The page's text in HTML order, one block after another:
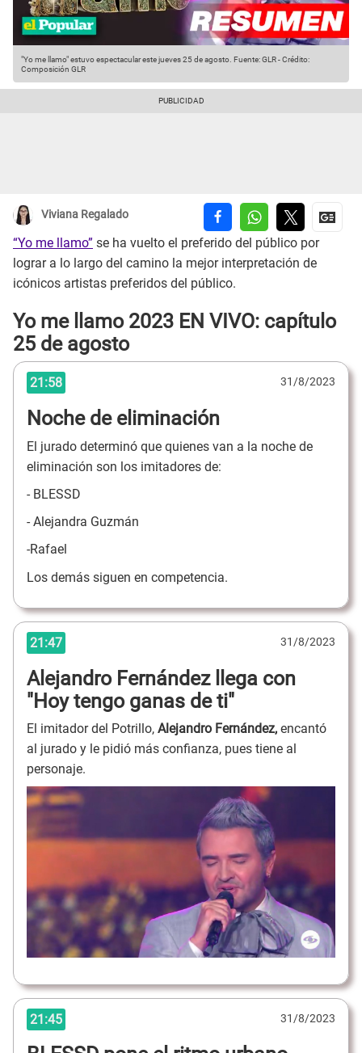
"Yo me llamo" estuvo espectacular este jueves 25 de agosto. Fuente: GLR-Crédito:
Composición GLR
Viviana Regalado
“Yo me llamo” se ha vuelto el preferido del público por
lograr a lo largo del camino la mejor interpretación de
icónicos artistas preferidos del público.
Yo me llamo 2023 EN VIVO: capítulo
25 de agosto
21:58 31/8/2023
Noche de eliminación
El jurado determinó que quienes van a la noche de
eliminación son los imitadores de:
- BLESSD
- Alejandra Guzmán
-Rafael
Los demás siguen en competencia.
21:47 31/8/2023
Alejandro Fernández llega con
"Hoy tengo ganas de ti"
El imitador del Potrillo, Alejandro Fernández, encantó
al jurado y le pidió más confianza, pues tiene al
personaje.
21:45 31/8/2023